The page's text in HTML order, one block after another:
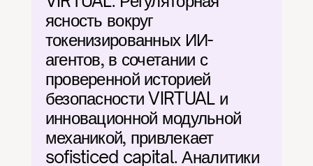
ясность вокруг
токенизированных ИИ-
агентов, в сочетании с
проверенной историей
безопасности VIRTUAL и
инновационной модульной
механикой, привлекает
sofisticed capital. Аналитики